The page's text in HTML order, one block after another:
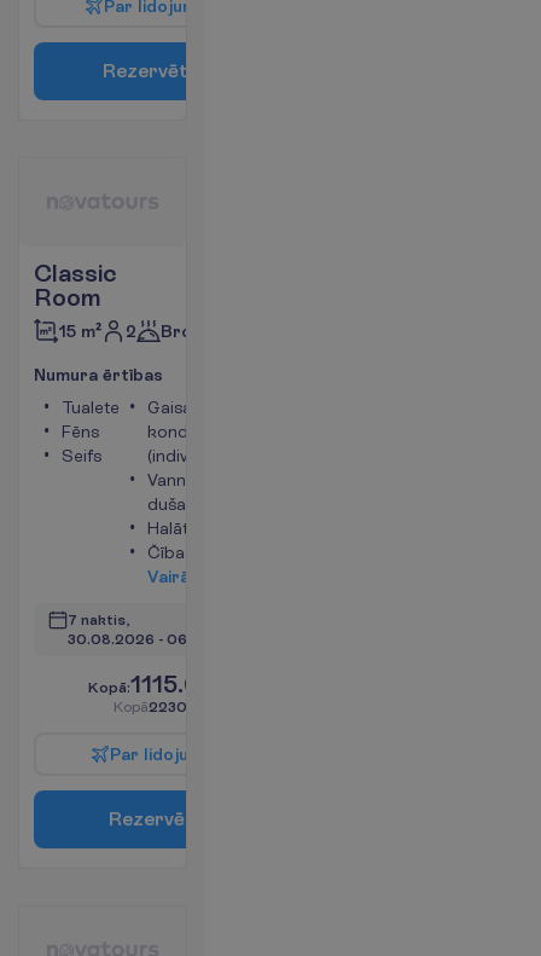
Par idojum
Rezervēt
Classic
Room
15 m² 2 Brokastis
Numura ērtības
Tualete
Fēns
Seifs
Gaisa
kondicionētājs
(individuālais)
Vanna vai
duša
Halāts
Čības
Vairā
7 naktis,
30.08.2026 - 06.09.2026
Kopā:1115.00
Kopā2230.00
Par lidoju
Rezervē